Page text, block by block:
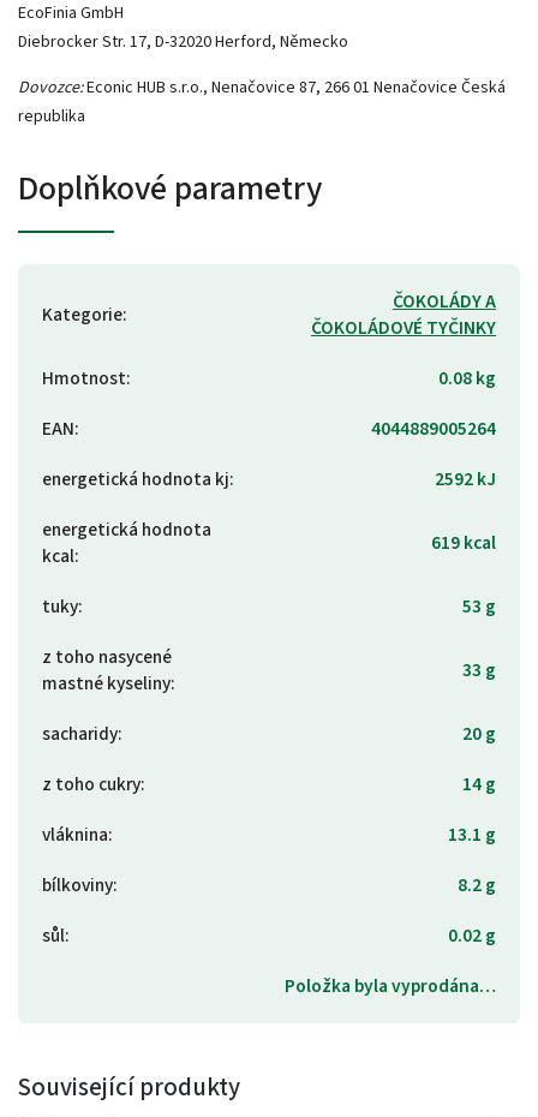
EcoFinia GmbH
Diebrocker Str. 17, D-32020 Herford, Německo
Dovozce:Econic HUB s.r.o., Nenačovice 87, 266 01 Nenačovice Česká
republika
Doplňkové parametry
Kategorie:
ČOKOLÁDY A
ČOKOLÁDOVÉ TYČINKY
Hmotnost:
0.08 kg
EAN:
4044889005264
energetická hodnota kj:
2592 kJ
energetická hodnota
kcal: 619 kcal
tuky:
53 g
z toho nasycené
mastné kyseliny: 33 g
sacharidy:
20 g
z toho cukry:
14 g
vláknina:
13.1 g
bílkoviny:
8.2 g
sůl:
0.02 g
Položka byla vyprodána…
Související produkty